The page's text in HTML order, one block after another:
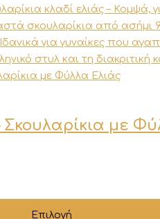
Σκουλαρίκια με
Επιλογή